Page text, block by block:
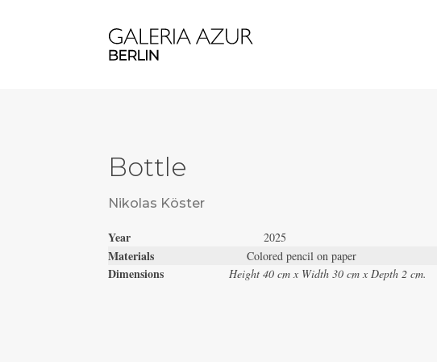
Bottle
Nikolas Köster
Year2025
MaterialsColored pencil on paper
Dimensions Height 40 cm x Width 30 cm x Depth 2 cm.